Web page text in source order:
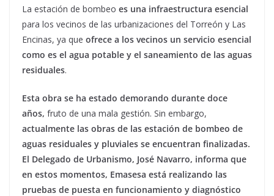
La estación de bombeo es una infraestructura esencial
para los vecinos de las urbanizaciones del Torreón y Las
Encinas, ya que ofrece a los vecinos un servicio esencial
como es el agua potable y el saneamiento de las aguas
residuales.
Esta obra se ha estado demorando durante doce
años, fruto de una mala gestión. Sin embargo,
actualmente las obras de las estación de bombeo de
aguas residuales y pluviales se encuentran finalizadas.
El Delegado de Urbanismo, José Navarro, informa que
en estos momentos, Emasesa está realizando las
pruebas de puesta en funcionamiento y diagnóstico